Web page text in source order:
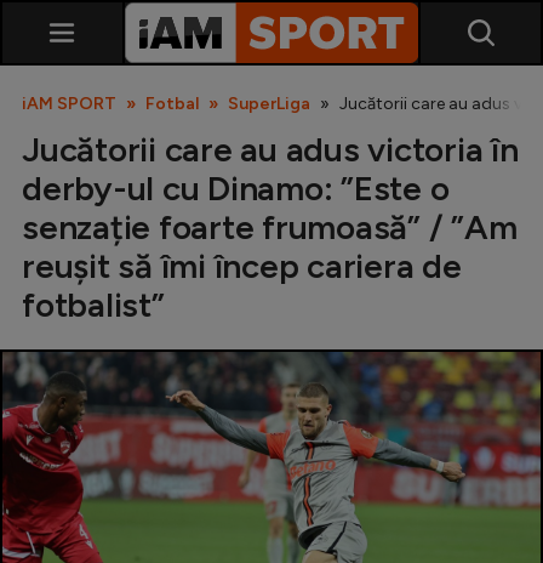
SuperLiga
Liga 2
Cupa României
Echipa Națională
U21
Fotbal feminin
iAM SPORT Fotbal SuperLiga Jucătorii care au adus
Jucătorii care au adus victoria în
derby-ul cu Dinamo: ”Este o
senzație foarte frumoasă” / ”Am
reușit să îmi încep cariera de
fotbalist”